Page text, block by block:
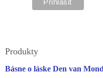
Produkty
Básne o láske Den van